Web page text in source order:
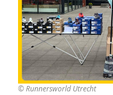
© Runnersworld Utrecht